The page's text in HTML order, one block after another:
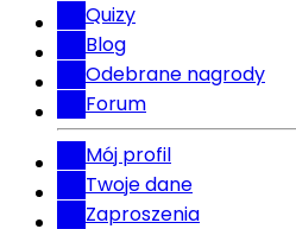
Quizy
Blog
Odebrane nagrody
Forum
Mój profil
Twoje dane
Zaproszenia